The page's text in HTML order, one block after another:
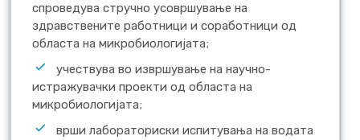
спроведува стручно усовршување на
здравствените работници и соработници од
областа на микробиологијата;
учествува во извршување на научно-
истражувачки проекти од областа на
микробиологијата;
врши лабораториски испитувања на водата